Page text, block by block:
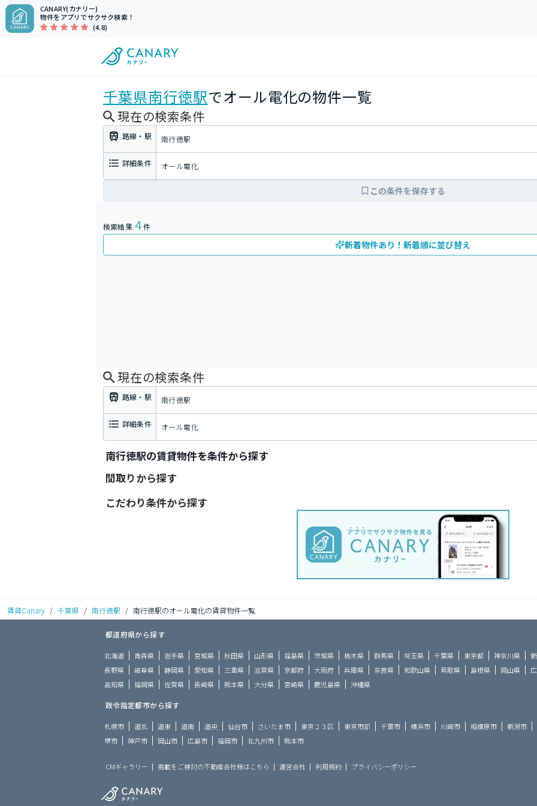
CANARY(カナリー)
物件をアプリでサクサク検索！
(4.8)
千葉県南行徳駅でオール電化の物件一覧
現在の検索条件
路線・駅 南行徳駅
詳細条件 オール電化
この条件を保存する
検索結果 4件
新着物件あり！新着順に並び替え
現在の検索条件
路線・駅 南行徳駅
詳細条件 オール電化
南行徳駅の賃貸物件を条件から探す
間取りから探す
こだわり条件から探す
賃貸Canary / 千葉県 / 南行徳駅 / 南行徳駅のオール電化の賃貸物件一覧
都道府県から探す
北海道 青森県 岩手県 宮城県 秋田県 山形県 福島県 茨城県 栃木県 群馬県 埼玉県 千葉県 東京都 神奈川県
長野県
岐阜県 静岡県 愛知県 三重県 滋賀県 京都府 大阪府 兵庫県 奈良県 和歌山県 鳥取県 島根県 岡山県
高知県
福岡県 佐賀県 長崎県 熊本県 大分県 宮崎県 鹿児島県 沖縄県
政令指定都市から探す
札幌市 道北 道東 道南 道央 仙台市 さいたま市 東京２３区 東京市部 千葉市 横浜市 川崎市 相模原市 新潟市
堺市
神戸市 岡山市 広島市 福岡市 北九州市 熊本市
CMギャラリー 掲載をご検討の不動産会社様はこちら 運営会社 利用規約 プライバシーポリシー